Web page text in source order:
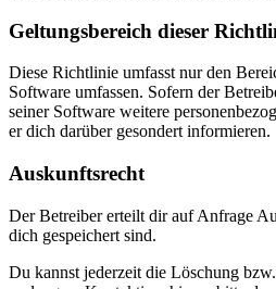
Geltungsbereich dieser
Diese Richtlinie umfasst nur den
Software umfassen. Sofern der
seiner Software weitere
er dich darüber gesondert informieren.
Auskunftsrecht
Der Betreiber erteilt dir auf Anfrage
dich gespeichert sind.
Du kannst jederzeit die Löschung